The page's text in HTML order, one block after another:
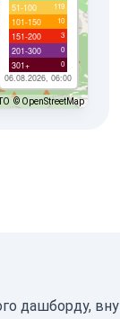
51-100 119
101-150 10
151-200 3
201-300 0
301+ 0
06.08.2026, 06:00
© OpenStreetMap
дашборду,